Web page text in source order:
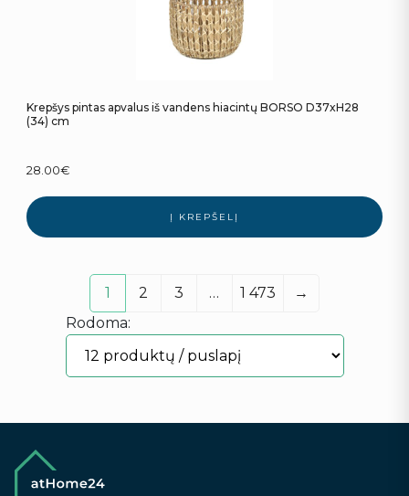
Krepšys pintas apvalus iš vandens hiacintų BORSO D37xH28
(34) cm
28.00€
Į KREPŠELĮ
1 2 3 … 1 473
→
Rodoma: